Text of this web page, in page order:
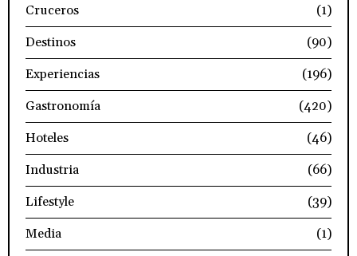
Cruceros
(1)
Destinos
(90)
Experiencias
(196)
Gastronomía
(420)
Hoteles
(46)
Industria
(66)
Lifestyle
(39)
Media
(1)